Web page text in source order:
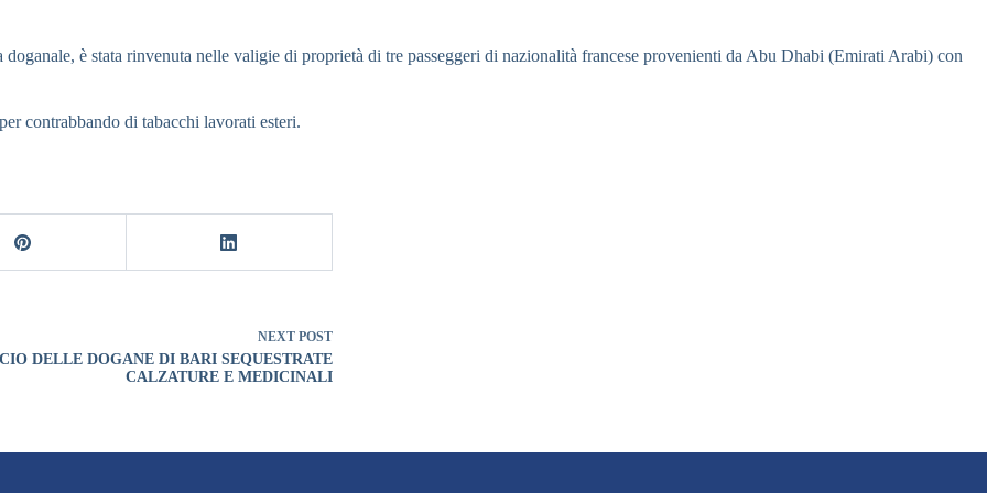
è stata rinvenuta nelle valigie di proprietà di tre passeggeri di nazionalità francese provenienti da Abu Dhabi (Emirati Arabi) con
contrabbando di tabacchi lavorati esteri.
NEXT POST
DELLE DOGANE DI BARI SEQUESTRATE
CALZATURE E MEDICINALI